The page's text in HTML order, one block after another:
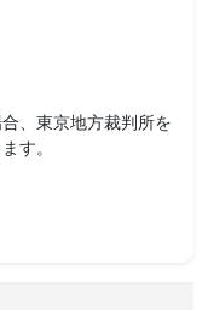
、東京地方裁判所を
す。